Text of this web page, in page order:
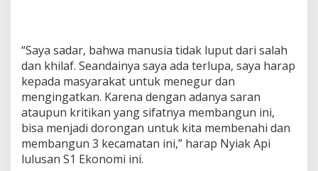
“Saya sadar, bahwa manusia tidak luput dari salah
dan khilaf. Seandainya saya ada terlupa, saya harap
kepada masyarakat untuk menegur dan
mengingatkan. Karena dengan adanya saran
ataupun kritikan yang sifatnya membangun ini,
bisa menjadi dorongan untuk kita membenahi dan
membangun 3 kecamatan ini,” harap Nyiak Api
lulusan S1 Ekonomi ini.